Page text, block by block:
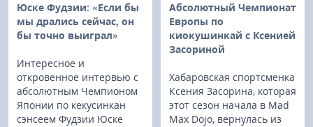
Юске Фудзии: «Если бы
мы дрались сейчас, он
бы точно выиграл»
Интересное и
откровенное интервью с
абсолютным Чемпионом
Японии по кекусинкан
сэнсеем Фудзии Юске
Абсолютный Чемпионат
Европы по
киокушинкай с Ксенией
Засориной
Хабаровская спортсменка
Ксения Засорина, которая
этот сезон начала в Mad
Max Dojo, вернулась из